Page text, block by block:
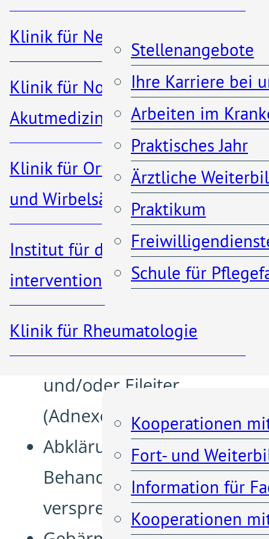
Klinik für Nephrologie
Klinik für Notfall- und
Akutmedizin
Klinik für Orthopädie, Unfall-
und Wirbelsäulenchirurgie
Institut für diagnostische und
interventionelle Radiologie
Klinik für Rheumatologie
Stellenangebote
Ihre Karriere bei
Arbeiten im
Praktisches Jahr
Ärztliche
Praktikum
Schule für
Kooperationen
Kooperationen
Fort- und
Information für
Kooperationen
Netzes (laparoskopische
Omentektomie)
Entfernen von
Lymphknoten im kleinen
Becken
Verödung der
Gebärmutterschleimhaut
Entfernen von Zysten
und anderen gutartigen
Veränderungen an den
Eierstöcken
Entfernung von Eierstock
und/oder Eileiter
(Adnexektomie)
Abklärung und
Behandlung von
versprengter